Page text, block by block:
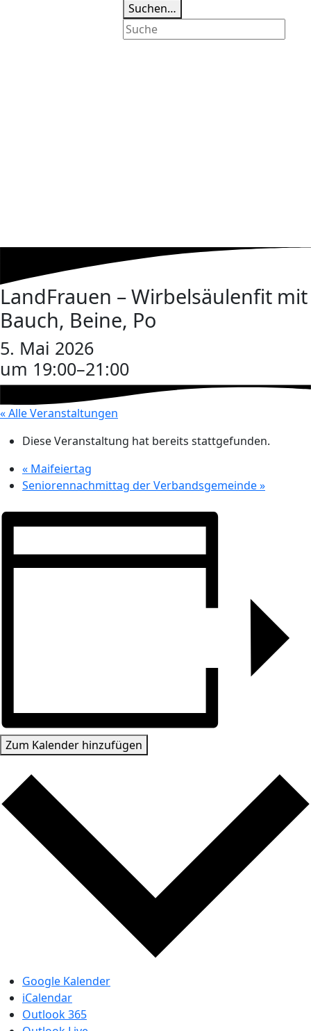
Suchen…
LandFrauen – Wirbelsäulenfit mit
Bauch, Beine, Po
5. Mai 2026
um 19:00–21:00
« Alle Veranstaltungen
Diese Veranstaltung hat bereits stattgefunden.
« Maifeiertag
Seniorennachmittag der Verbandsgemeinde»
Zum Kalender hinzufügen
Google Kalender
iCalendar
Outlook 365